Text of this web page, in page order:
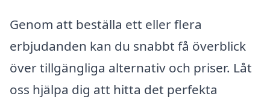
Genom att beställa ett eller flera
erbjudanden kan du snabbt få överblick
över tillgängliga alternativ och priser. Låt
oss hjälpa dig att hitta det perfekta